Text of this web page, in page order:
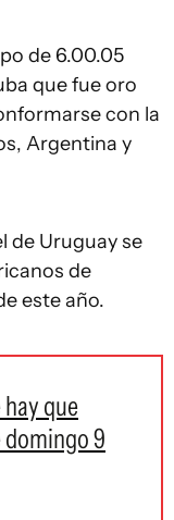
de 6.00.05
que fue oro
con la
Argentina y
de Uruguay se
de
este año.
que
domingo 9